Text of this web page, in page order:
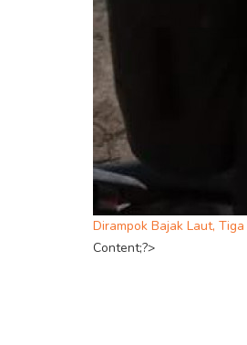
Dirampok Bajak Laut,
Content;?>